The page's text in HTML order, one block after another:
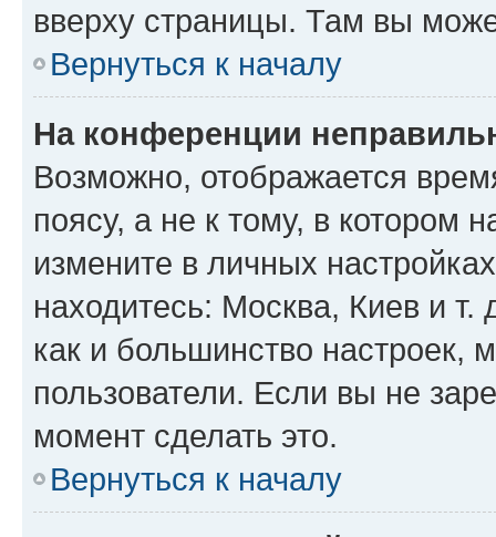
вверху страницы. Там вы
Вернуться к началу
На конференции
Возможно, отображается
поясу, а не к тому, в котором
измените в личных
находитесь: Москва, Киев и т.
как и большинство настроек,
пользователи. Если вы не
момент сделать это.
Вернуться к началу